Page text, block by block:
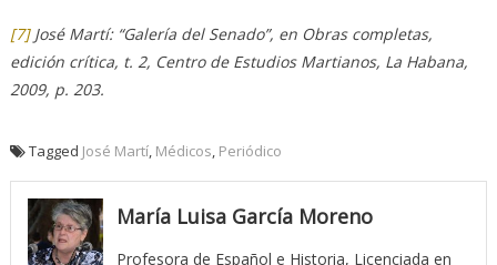
[7]José Martí: “Galería del Senado”, en Obras completas,
edición crítica, t. 2, Centro de Estudios Martianos, La Habana,
2009, p. 203.
Tagged José Martí, Médicos Periódico
María Luisa García Moreno
Profesora de Español e Historia, Licenciada en